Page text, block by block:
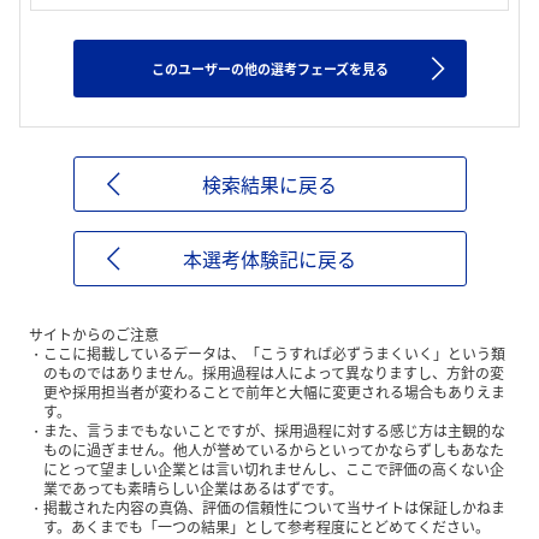
このユーザーの他の選考フェーズを見る
検索結果に戻る
本選考体験記に戻る
サイトからのご注意
ここに掲載しているデータは、「こうすれば必ずうまくいく」という類
のものではありません。採用過程は人によって異なりますし、方針の変
更や採用担当者が変わることで前年と大幅に変更される場合もありえま
す。
また、言うまでもないことですが、採用過程に対する感じ方は主観的な
ものに過ぎません。他人が誉めているからといってかならずしもあなた
にとって望ましい企業とは言い切れませんし、ここで評価の高くない企
業であっても素晴らしい企業はあるはずです。
掲載された内容の真偽、評価の信頼性について当サイトは保証しかねま
す。あくまでも「一つの結果」として参考程度にとどめてください。